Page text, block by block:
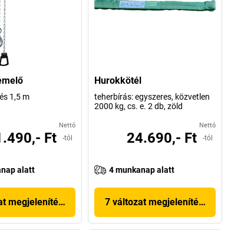
1,5 m
Nettó
Ft -tól
alatt
megjelenítése
Hurokkötél
teherbírás: egyszeres, közvetlen
2000 kg, cs. e. 2 db, zöld
Nettó
24.690,- Ft -tól
4 munkanap alatt
7 változat megjelenítése